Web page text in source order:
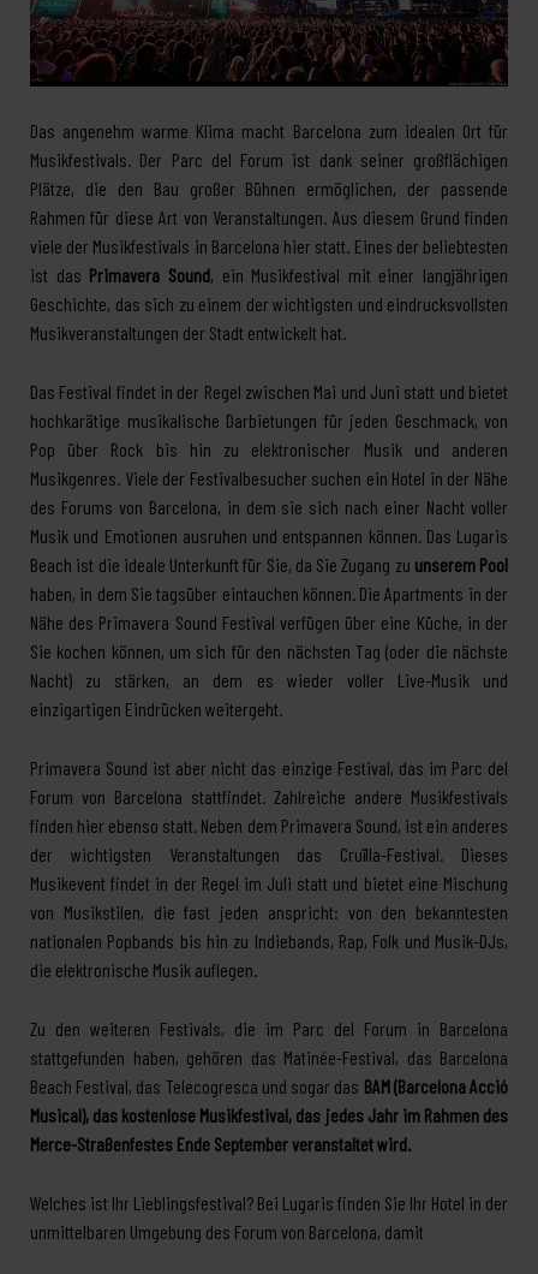
Das angenehm warme Klima macht Barcelona zum idealen Ort für
Musikfestivals. Der Parc del Forum ist dank seiner großflächigen
Plätze, die den Bau großer Bühnen ermöglichen, der passende
Rahmen für diese Art von Veranstaltungen. Aus diesem Grund finden
viele der Musikfestivals in Barcelona hier statt. Eines der beliebtesten
ist das Primavera Sound, ein Musikfestival mit einer langjährigen
Geschichte, das sich zu einem der wichtigsten und eindrucksvollsten
Musikveranstaltungen der Stadt entwickelt hat.
Das Festival findet in der Regel zwischen Mai und Juni statt und bietet
hochkarätige musikalische Darbietungen für jeden Geschmack, von
Pop über Rock bis hin zu elektronischer Musik und anderen
Musikgenres. Viele der Festivalbesucher suchen ein Hotel in der Nähe
des Forums von Barcelona, in dem sie sich nach einer Nacht voller
Musik und Emotionen ausruhen und entspannen können. Das Lugaris
Beach ist die ideale Unterkunft für Sie, da Sie Zugang zu unserem Pool
haben, in dem Sie tagsüber eintauchen können. Die Apartments in der
Nähe des Primavera Sound Festival verfügen über eine Küche, in der
Sie kochen können, um sich für den nächsten Tag (oder die nächste
Nacht) zu stärken, an dem es wieder voller Live-Musik und
einzigartigen Eindrücken weitergeht.
Primavera Sound ist aber nicht das einzige Festival, das im Parc del
Forum von Barcelona stattfindet. Zahlreiche andere Musikfestivals
finden hier ebenso statt. Neben dem Primavera Sound, ist ein anderes
der wichtigsten Veranstaltungen das Cruïlla-Festival. Dieses
Musikevent findet in der Regel im Juli statt und bietet eine Mischung
von Musikstilen, die fast jeden anspricht: von den bekanntesten
nationalen Popbands bis hin zu Indiebands, Rap, Folk und Musik-DJs,
die elektronische Musik auflegen.
Zu den weiteren Festivals, die im Parc del Forum in Barcelona
stattgefunden haben, gehören das Matinée-Festival, das Barcelona
Beach Festival, das Telecogresca und sogar das BAM (Barcelona Acció
Musical), das kostenlose Musikfestival, das jedes Jahr im Rahmen des
Merce-Straßenfestes Ende September veranstaltet wird.
Welches ist Ihr Lieblingsfestival? Bei Lugaris finden Sie Ihr Hotel in der
unmittelbaren Umgebung des Forum von Barcelona, damit